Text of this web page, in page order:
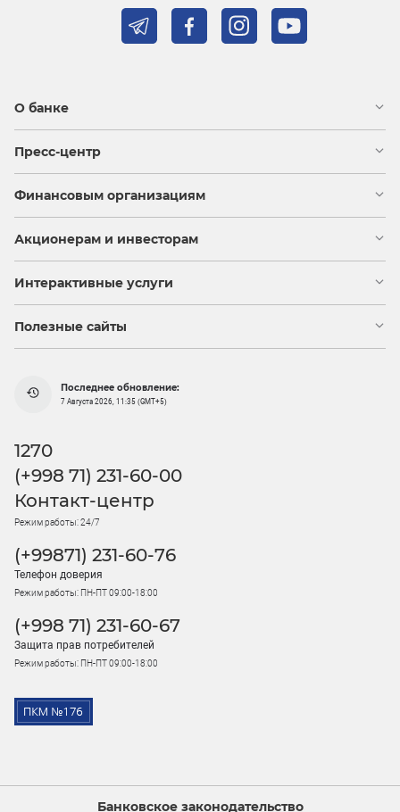
О банке
Пресс-центр
Финансовым организациям
Акционерам и инвесторам
Интерактивные услуги
Полезные сайты
Последнее обновление:
7 Августа 2026, 11:35 (GMT+5)
1270
(+998 71) 231-60-00
Контакт-центр
Режим работы: 24/7
(+99871) 231-60-76
Телефон доверия
Режим работы: ПН-ПТ 09:00-18:00
(+998 71) 231-60-67
Защита прав потребителей
Режим работы: ПН-ПТ 09:00-18:00
Банковское законодательство